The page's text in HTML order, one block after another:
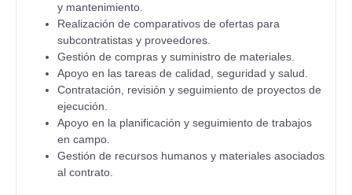
y mantenimiento.
Realización de comparativos de ofertas para
subcontratistas y proveedores.
Gestión de compras y suministro de materiales.
Apoyo en las tareas de calidad, seguridad y salud.
Contratación, revisión y seguimiento de proyectos de
ejecución.
Apoyo en la planificación y seguimiento de trabajos
en campo.
Gestión de recursos humanos y materiales asociados
al contrato.